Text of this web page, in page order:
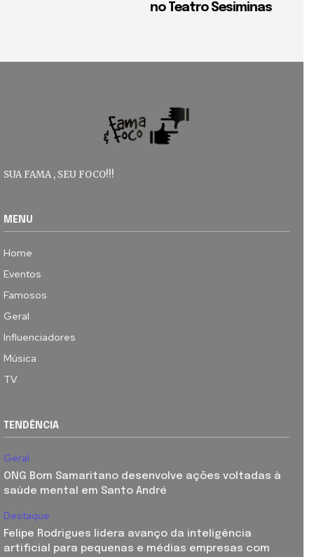
no Teatro Sesiminas
SUA FAMA , SEU FOCO!!!
MENU
Home
Eventos
Famosos
Geral
Influenciadores
Música
TV
TENDÊNCIA
Geral
ONG Bom Samaritano desenvolve ações voltadas à
saúde mental em Santo André
Destaque
Felipe Rodrigues lidera avanço da inteligência
artificial para pequenas e médias empresas com